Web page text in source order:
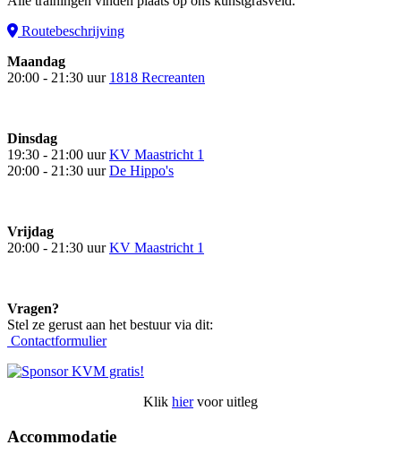
Routebeschrijving
Maandag
20:00 - 21:30 uur 1818 Recreanten
Dinsdag
19:30 - 21:00 uurKV Maastricht 1
20:00 - 21:30 uurDe Hippo's
Vrijdag
20:00 - 21:30 uurKV Maastricht 1
Vragen?
Stel ze gerust aan het bestuur via dit:
Contactformulier
Klik hiervoor uitleg
Accommodatie